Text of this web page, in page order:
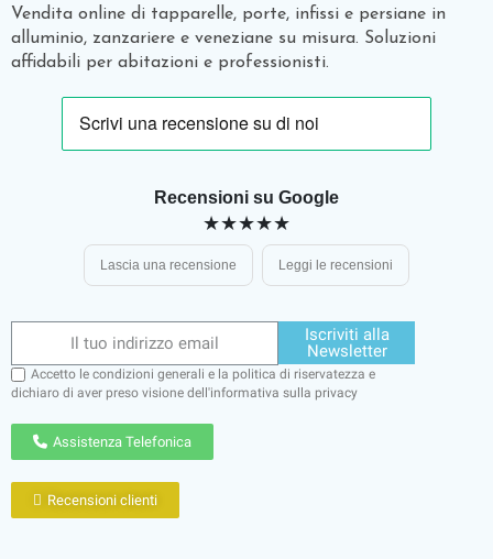
Vendita online di tapparelle, porte, infissi e persiane in
alluminio, zanzariere e veneziane su misura. Soluzioni
affidabili per abitazioni e professionisti.
Recensioni su Google
★★★★★
Lascia una recensione Leggi le recensioni
Iscriviti alla
Newsletter
Accetto le condizioni generali e la politica di riservatezza e
dichiaro di aver preso visione dell'informativa sulla privacy
Assistenza Telefonica
Recensioni clienti